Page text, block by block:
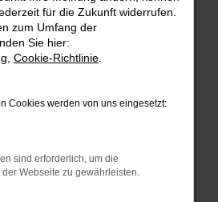
die dir helfen können:
Firewall und deine
zum Beispiel deine
bestimmter Seiten
die Seite in einem
oder in einem privaten
für die Zukunft widerrufen.
zum Umfang der
Sie hier:
Cookie-Richtlinie
Cookies werden von uns eingesetzt:
sind erforderlich, um die
der Webseite zu gewährleisten.